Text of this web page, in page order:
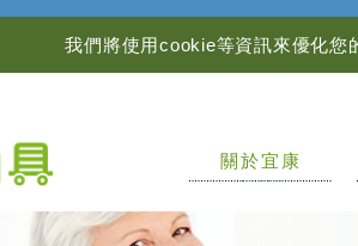
我們將使用cookie等資訊來優化您
關於宜康
ABOUT